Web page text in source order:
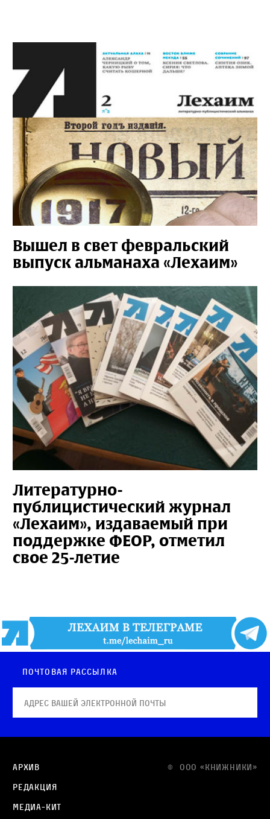
Вышел в свет февральский
выпуск альманаха «Лехаим»
Литературно-
публицистический журнал
«Лехаим», издаваемый при
поддержке ФЕОР, отметил
свое 25-летие
Почтовая рассылка
© OOO «КНИЖНИКИ»
Архив
Редакция
Медиа-кит